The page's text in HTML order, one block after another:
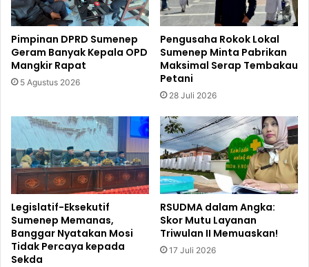
Pimpinan DPRD Sumenep
Geram Banyak Kepala OPD
Mangkir Rapat
5 Agustus 2026
Pengusaha Rokok Lokal
Sumenep Minta Pabrikan
Maksimal Serap Tembakau
Petani
28 Juli 2026
Legislatif-Eksekutif
Sumenep Memanas,
Banggar Nyatakan Mosi
Tidak Percaya kepada
Sekda
RSUDMA dalam Angka:
Skor Mutu Layanan
Triwulan II Memuaskan!
17 Juli 2026